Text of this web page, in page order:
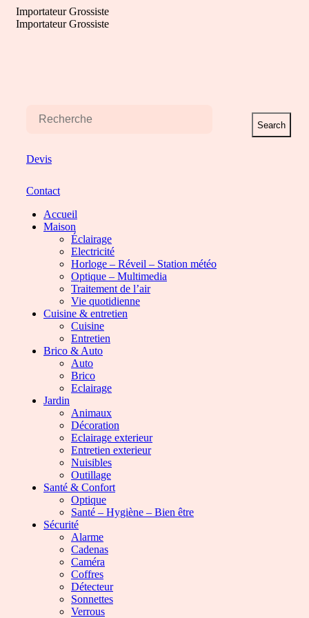
Aller
Importateur Grossiste
Importateur Grossiste
Search
Devis
Contact
Accueil
Maison
Éclairage
Electricité
Horloge – Réveil – Station météo
Optique – Multimedia
Traitement de l’air
Vie quotidienne
Cuisine & entretien
Cuisine
Entretien
Brico & Auto
Auto
Brico
Eclairage
Jardin
Animaux
Décoration
Eclairage exterieur
Entretien exterieur
Nuisibles
Outillage
Santé & Confort
Optique
Santé – Hygiène – Bien être
Sécurité
Alarme
Cadenas
Caméra
Coffres
Détecteur
Sonnettes
Verrous